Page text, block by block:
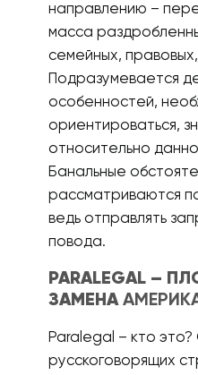
направлению –
масса
семейных,
Подразумевается
особенностей,
ориентироваться,
относительно
Банальные
рассматриваются
ведь отправлять
повода.
PARALEGAL –
ЗАМЕНА
Paralegal – кто
русскоговорящих